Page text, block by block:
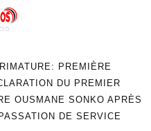
PREMIÈRE
DU PREMIER
OUSMANE SONKO APRÈS
DE SERVICE